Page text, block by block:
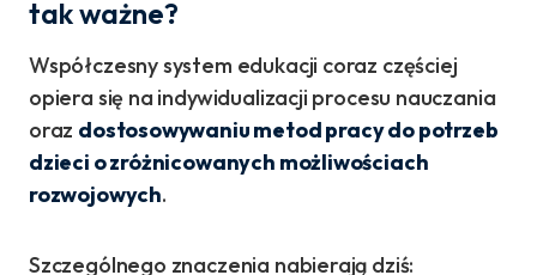
tak ważne?
Współczesny system edukacji coraz częściej
opiera się na indywidualizacji procesu nauczania
oraz dostosowywaniu metod pracy do potrzeb
dzieci o zróżnicowanych możliwościach
rozwojowych.
Szczególnego znaczenia nabierają dziś: